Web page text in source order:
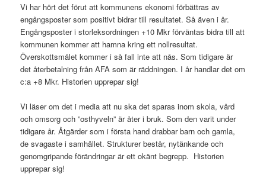
Vi har hört det förut att kommunens ekonomi förbättras av
engångsposter som positivt bidrar till resultatet. Så även i år.
Engångsposter i storleksordningen +10 Mkr förväntas bidra till att
kommunen kommer att hamna kring ett nollresultat.
Överskottsmålet kommer i så fall inte att nås. Som tidigare är
det återbetalning från AFA som är räddningen. I år handlar det om
c:a +8 Mkr. Historien upprepar sig!
Vi läser om det i media att nu ska det sparas inom skola, vård
och omsorg och ”osthyveln” är åter i bruk. Som den varit under
tidigare år. Åtgärder som i första hand drabbar barn och gamla,
de svagaste i samhället. Strukturer består, nytänkande och
genomgripande förändringar är ett okänt begrepp. Historien
upprepar sig!